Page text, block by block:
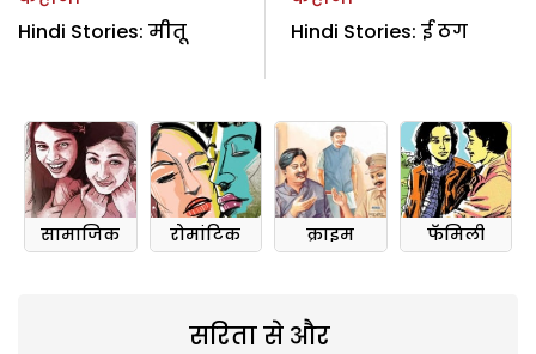
Hindi Stories: मीतू
Hindi Stories: ई ठग
सामाजिक रोमांटिक क्राइम फॅमिली
सरिता से और